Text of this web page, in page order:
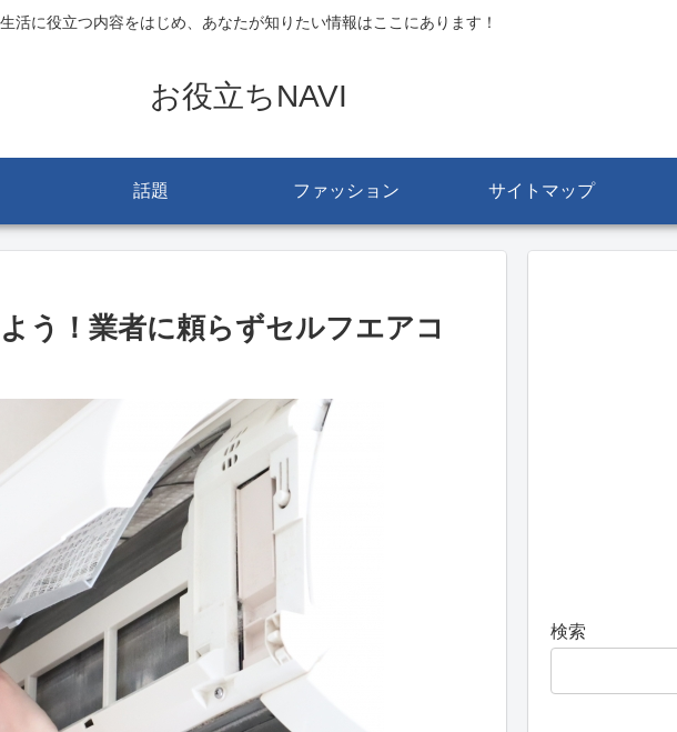
生活に役立つ内容をはじめ、あなたが知りたい情報はここにあります！
お役立ちNAVI
話題 ファッション サイトマップ
う！業者に頼らずセルフエアコ
検索